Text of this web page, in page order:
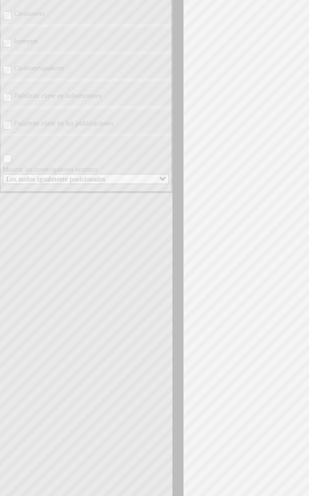
Co-autores
Intereses
Co-investigadores
Palabras clave en subvenciones
Palabras clave en las publicaciones
Mostrar los investigadores externos